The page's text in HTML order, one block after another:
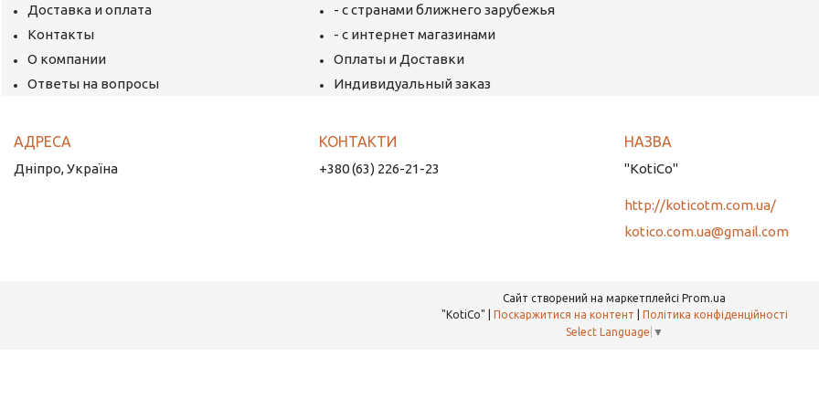
Доставка и оплата
Контакты
О компании
Ответы на вопросы
- с странами ближнего зарубежья
- с интернет магазинами
Оплаты и Доставки
Индивидуальный заказ
Дніпро, Україна +380 (63) 226-21-23 "KotiCo"
http://koticotm.com.ua/
kotico.com.ua@gmail.com
Сайт створений на маркетплейсі Prom.ua
Поскаржитися на контент
Політика конфіденційності
Select Language ▼